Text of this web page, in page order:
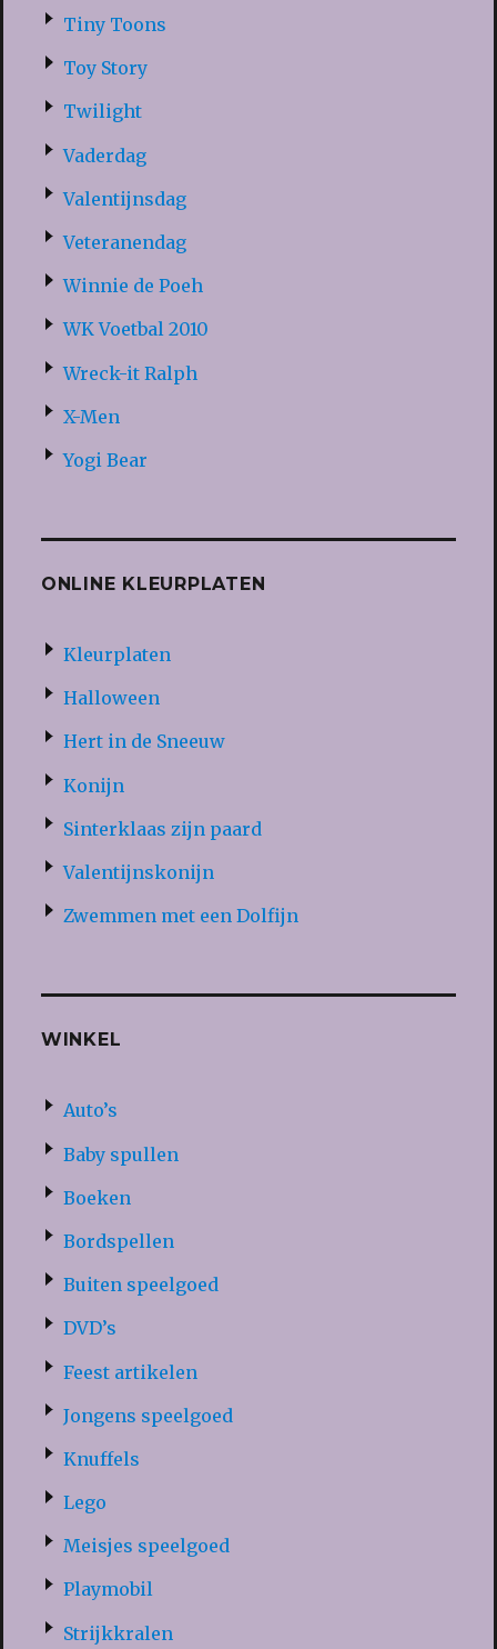
Tiny Toons
Toy Story
Twilight
Vaderdag
Valentijnsdag
Veteranendag
Winnie de Poeh
WK Voetbal 2010
Wreck-it Ralph
X-Men
Yogi Bear
ONLINE KLEURPLATEN
Kleurplaten
Halloween
Hert in de Sneeuw
Konijn
Sinterklaas zijn paard
Valentijnskonijn
Zwemmen met een Dolfijn
WINKEL
Auto’s
Baby spullen
Boeken
Bordspellen
Buiten speelgoed
DVD’s
Feest artikelen
Jongens speelgoed
Knuffels
Lego
Meisjes speelgoed
Playmobil
Strijkkralen